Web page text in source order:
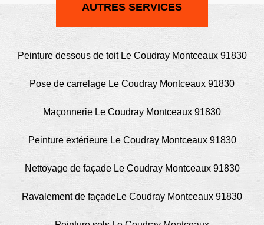
AUTRES SERVICES
Peinture dessous de toit Le Coudray Montceaux 91830
Pose de carrelage Le Coudray Montceaux 91830
Maçonnerie Le Coudray Montceaux 91830
Peinture extérieure Le Coudray Montceaux 91830
Nettoyage de façade Le Coudray Montceaux 91830
Ravalement de façadeLe Coudray Montceaux 91830